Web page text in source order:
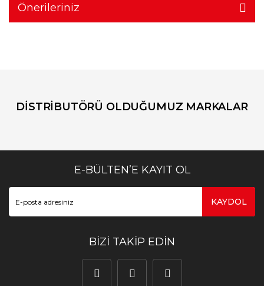
Önerileriniz
DİSTRİBUTÖRÜ OLDUĞUMUZ MARKALAR
E-BÜLTEN’E KAYIT OL
KAYDOL
BİZİ TAKİP EDİN